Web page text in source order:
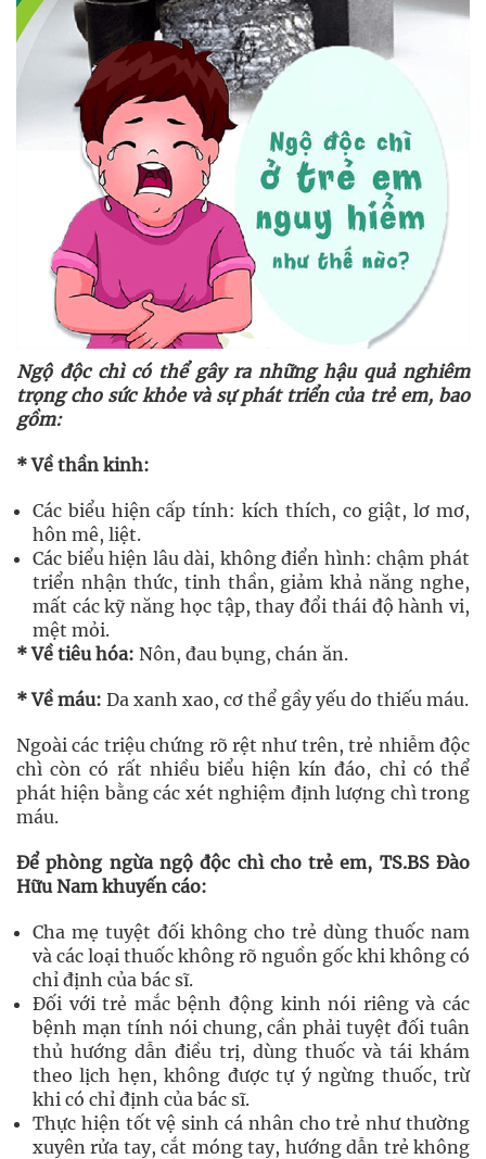
Ngộ độc chì có thể gây ra những hậu quả nghiêm
trọng cho sức khỏe và sự phát triển của trẻ em, bao
gồm:
*Về thần kinh:
Các biểu hiện cấp tính: kích thích, co giật, lơ mơ,
hôn mê, liệt.
Các biểu hiện lâu dài, không điển hình: chậm phát
triển nhận thức, tinh thần, giảm khả năng nghe,
mất các kỹ năng học tập, thay đổi thái độ hành vi,
mệt mỏi.
*Về tiêu hóa: Nôn, đau bụng, chán ăn.
*Về máu: Da xanh xao, cơ thể gầy yếu do thiếu máu.
Ngoài các triệu chứng rõ rệt như trên, trẻ nhiễm độc
chì còn có rất nhiều biểu hiện kín đáo, chỉ có thể
phát hiện bằng các xét nghiệm định lượng chì trong
máu.
Để phòng ngừa ngộ độc chì cho trẻ em, TS.BSĐào
HữuNamkhuyến cáo:
Cha mẹ tuyệt đối không cho trẻ dùng thuốc nam
và các loại thuốc không rõ nguồn gốc khi không có
chỉ định của bác sĩ.
Đối với trẻ mắc bệnh động kinh nói riêng và các
bệnh mạn tính nói chung, cần phải tuyệt đối tuân
thủ hướng dẫn điều trị, dùng thuốc và tái khám
theo lịch hẹn, không được tự ý ngừng thuốc, trừ
khi có chỉ định của bác sĩ.
Thực hiện tốt vệ sinh cá nhân cho trẻ như thường
xuyên rửa tay, cắt móng tay, hướng dẫn trẻ không